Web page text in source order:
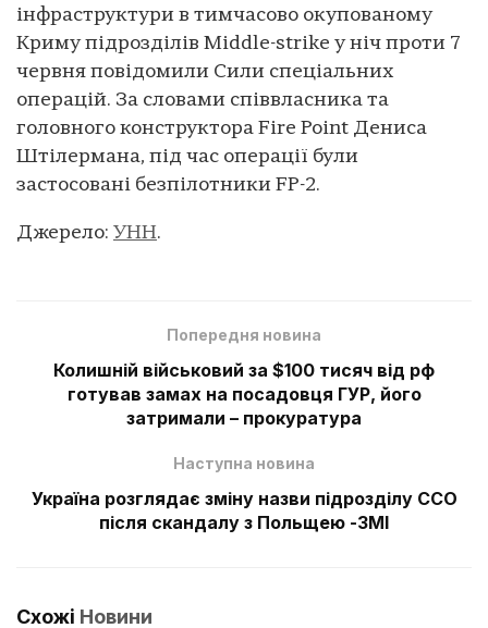
інфраструктури в тимчасово окупованому
Криму підрозділів Middle-strike у ніч проти 7
червня повідомили Сили спеціальних
операцій. За словами співвласника та
головного конструктора Fire Point Дениса
Штілермана, під час операції були
застосовані безпілотники FP-2.
Джерело: УНН.
Попередня новина
Колишній військовий за $100 тисяч від рф
готував замах на посадовця ГУР, його
затримали – прокуратура
Наступна новина
Україна розглядає зміну назви підрозділу ССО
після скандалу з Польщею -ЗМІ
Схожі Новини